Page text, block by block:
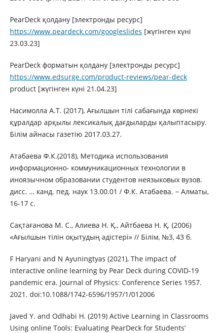
PearDeck қолдану [электронды ресурс]
https://www.peardeck.com/googleslides [жүгінген күні
23.03.23]
PearDeck форматын қолдану [электронды ресурс]
https://www.edsurge.com/product-reviews/pear-deck
product [жүгінген күні 21.04.23]
Насимолла А.Т. (2017), Ағылшын тілі сабағында көрнекі
құралдар арқылы лексикалық дағдыларды қалыптасыру.
Білім айнасы газетію 2017.03.27.
Атабаева Ф.К.(2018), Методика использования
информационно- коммуникационных технологии в
иноязычном образовании студентов неязыковых вузов.
дисс. … канд. пед. наук 13.00.01 / Ф.К. Атабаева. − Алматы,
16-17 с.
Сақтағанова М. С., Алиева Н. Қ., Айтбаева Н. Қ. (2006)
«Ағылшын тілін оқытудың әдістері» // Білім, №3, 43 б.
F Haryani and N Ayuningtyas (2021), The impact of
interactive online learning by Pear Deck during COVID-19
pandemic era. Journal of Physics: Conference Series 1957.
2021. doi:10.1088/1742-6596/1957/1/012006
Javed Y. and Odhabi H. (2019) Active Learning in Classrooms
Using online Tools: Evaluating PearDeck for Students’